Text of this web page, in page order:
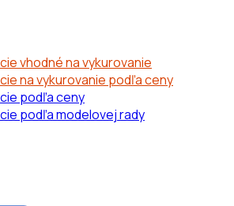
vhodné na vykurovanie
na vykurovanie podľa ceny
podľa ceny
podľa modelovej rady